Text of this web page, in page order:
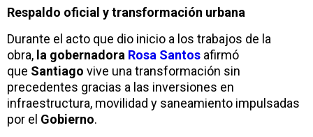
Respaldo oficial y transformación urbana
Durante el acto que dio inicio a los trabajos de la
obra, la gobernadora Rosa Santos afirmó
que Santiago vive una transformación sin
precedentes gracias a las inversiones en
infraestructura, movilidad y saneamiento impulsadas
por el Gobierno.